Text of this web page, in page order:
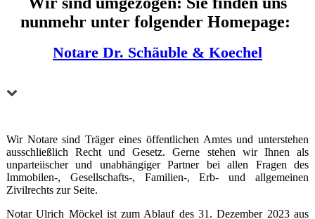
nunmehr unter folgender Homepage:
Notare Dr. Schäuble & Koechel
Wir Notare sind Träger eines öffentlichen Amtes und unterstehen
ausschließlich Recht und Gesetz. Gerne stehen wir Ihnen als
unparteiischer und un­ab­häng­iger Partner bei allen Fragen des
Immobilen-, Gesellschafts-, Familien-, Erb- und all­ge­mei­nen
Zivilrechts zur Seite.
Notar Ulrich Möckel ist zum Ablauf des 31. Dezember 2023 aus